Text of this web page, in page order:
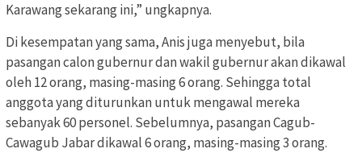
Karawang sekarang ini,” ungkapnya.
Di kesempatan yang sama, Anis juga menyebut, bila
pasangan calon gubernur dan wakil gubernur akan dikawal
oleh 12 orang, masing-masing 6 orang. Sehingga total
anggota yang diturunkan untuk mengawal mereka
sebanyak 60 personel. Sebelumnya, pasangan Cagub-
Cawagub Jabar dikawal 6 orang, masing-masing 3 orang.